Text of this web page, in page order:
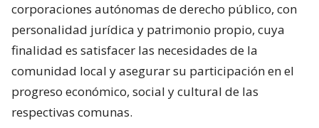
corporaciones autónomas de derecho público, con
personalidad jurídica y patrimonio propio, cuya
finalidad es satisfacer las necesidades de la
comunidad local y asegurar su participación en el
progreso económico, social y cultural de las
respectivas comunas.